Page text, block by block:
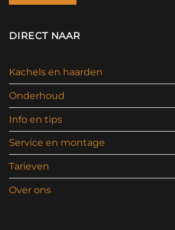
DIRECT NAAR
Kachels en haarden
Onderhoud
Info en tips
Service en montage
Tarieven
Over ons